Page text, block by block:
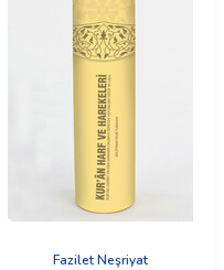
Fazilet Neşriyat